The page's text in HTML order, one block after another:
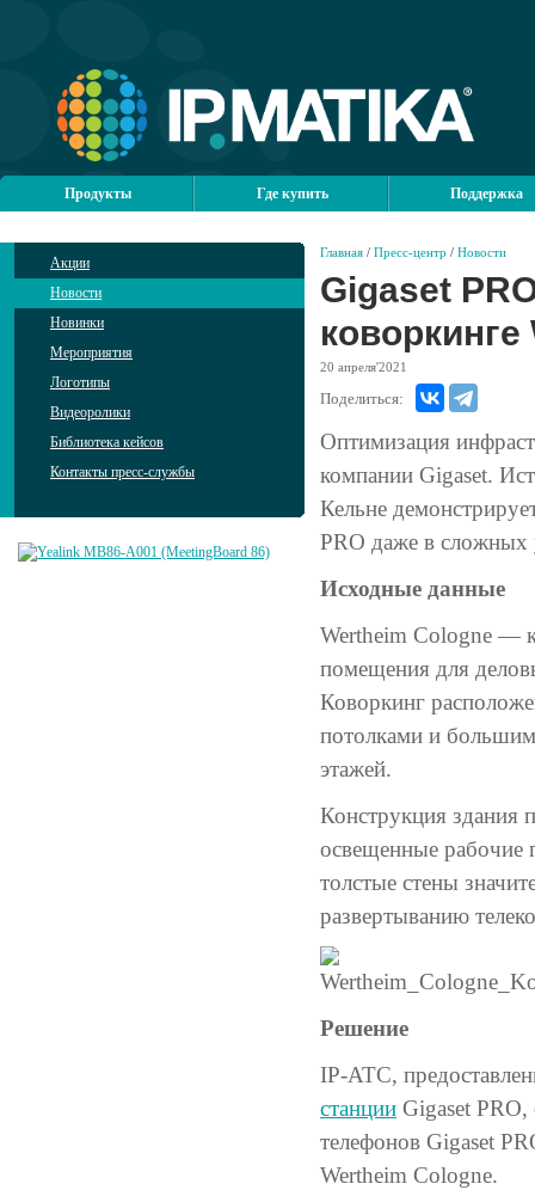
Продукты Где купить Поддержка
Акции
Новости
Новинки
Мероприятия
Логотипы
Видеоролики
Библиотека кейсов
Контакты пресс-службы
Главная / Пресс-центр / Новости
Gigaset
20 апреля'2021
Поделиться:
Оптимизация
компании Gigaset.
Кельне
PRO даже в сложных
Исходные данные
Wertheim Cologne —
помещения для
Коворкинг
потолками и
этажей.
Конструкция здания
освещенные рабочие
толстые стены
развертыванию
Решение
IP-АТС,
станции Gigaset
телефонов Gigaset
Wertheim Cologne.